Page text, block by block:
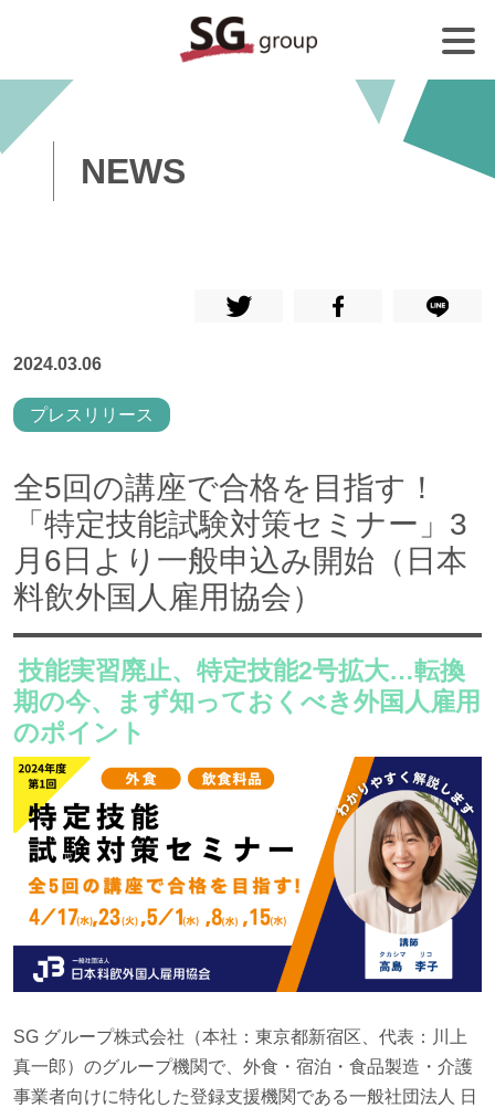
NEWS
2024.03.06
プレスリリース
全5回の講座で合格を目指す！
「特定技能試験対策セミナー」3
月6日より一般申込み開始（日本
料飲外国人雇用協会）
技能実習廃止、特定技能2号拡大…転換
期の今、まず知っておくべき外国人雇用
のポイント
SG グループ株式会社（本社：東京都新宿区、代表：川上
真一郎）のグループ機関で、外食・宿泊・食品製造・介護
事業者向けに特化した登録支援機関である一般社団法人 日